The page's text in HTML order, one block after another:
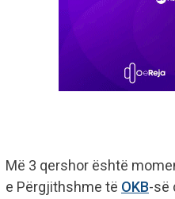
Më 3 qershor është
e Përgjithshme të OKB-së